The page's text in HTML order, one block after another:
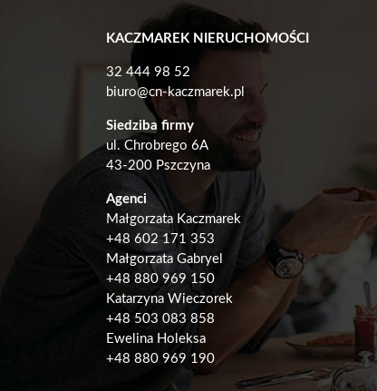
KACZMAREK NIERUCHOMOŚCI
32 444 98 52
biuro@cn-kaczmarek.pl
Siedziba firmy
ul. Chrobrego 6A
43-200 Pszczyna
Agenci
Małgorzata Kaczmarek
+48 602 171 353
Małgorzata Gabryel
+48 880 969 150
Katarzyna Wieczorek
+48 503 083 858
Ewelina Holeksa
+48 880 969 190